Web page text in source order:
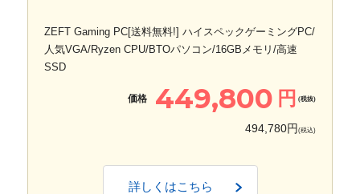
ZEFT Gaming PC[送料無料!] ハイスペックゲーミングPC/
人気VGA/Ryzen CPU/BTOパソコン/16GBメモリ/高速
SSD
価格 449,800 円 (税抜)
494,780円 (税込)
詳しくはこちら